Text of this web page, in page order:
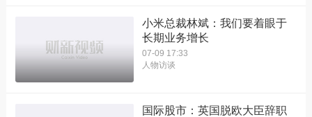
小米总裁林斌：我们要着眼于
长期业务增长
07-09 17:33
人物访谈
国际股市：英国脱欧大臣辞职